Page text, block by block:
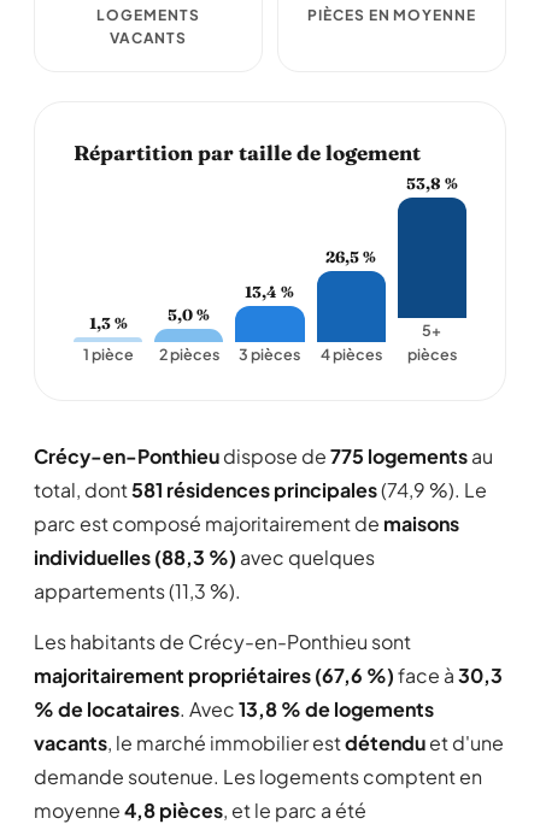
LOGEMENTS
VACANTS
PIÈCES EN MOYENNE
Répartition par taille de logement
1,3 %
1 pièce
5,0 %
2 pièces
13,4 %
3 pièces
26,5 %
4 pièces
53,8 %
5+
pièces
Crécy-en-Ponthieudispose de775 logementsau
total, dont581 résidences principales(74,9 %). Le
parc est composé majoritairement de maisons
individuelles (88,3 %) avec quelques
appartements (11,3 %).
Les habitants de Crécy-en-Ponthieu sont
majoritairement propriétaires (67,6 %)face à30,3
% de locataires. Avec13,8 % de logements
vacants, le marché immobilier estdétenduet d'une
demande soutenue. Les logements comptent en
moyenne4,8 pièces, et le parc a été